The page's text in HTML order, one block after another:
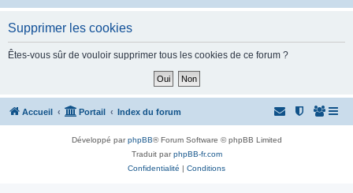
Supprimer les cookies
Êtes-vous sûr de vouloir supprimer tous les cookies de ce forum ?
Accueil Portail Index du forum
Développé parphpBB® Forum Software © phpBB Limited
Traduit parphpBB-fr.com
Confidentialité | Conditions